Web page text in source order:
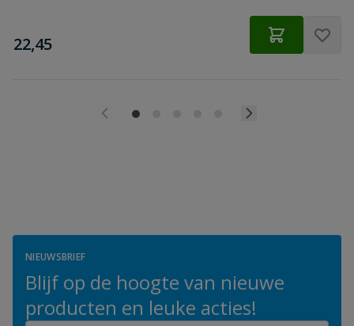
€
22,45
NIEUWSBRIEF
Blijf op de hoogte van nieuwe
producten en leuke acties!